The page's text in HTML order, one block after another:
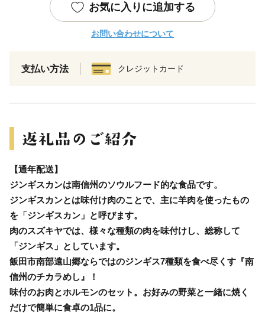
お気に入りに追加する
お問い合わせについて
支払い方法 クレジットカード
【通年配送】
ジンギスカンは南信州のソウルフード的な食品です。
ジンギスカンとは味付け肉のことで、主に羊肉を使ったもの
を「ジンギスカン」と呼びます。
肉のスズキヤでは、様々な種類の肉を味付けし、総称して
「ジンギス」としています。
飯田市南部遠山郷ならではのジンギス7種類を食べ尽くす『南
信州のチカラめし』！
味付のお肉とホルモンのセット。お好みの野菜と一緒に焼く
だけで簡単に食卓の1品に。